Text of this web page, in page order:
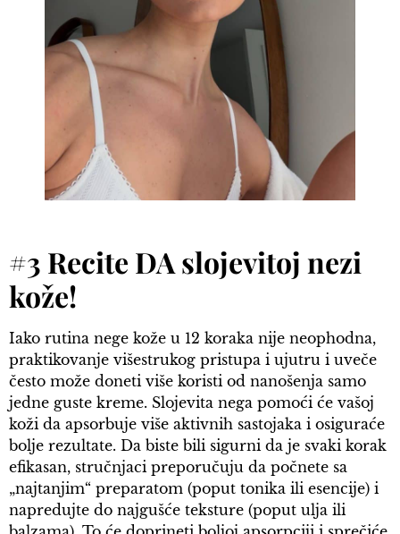
#3 Recite DA slojevitoj nezi
kože!
Iako rutina nege kože u 12 koraka nije neophodna,
praktikovanje višestrukog pristupa i ujutru i uveče
često može doneti više koristi od nanošenja samo
jedne guste kreme. Slojevita nega pomoći će vašoj
koži da apsorbuje više aktivnih sastojaka i osiguraće
bolje rezultate. Da biste bili sigurni da je svaki korak
efikasan, stručnjaci preporučuju da počnete sa
„najtanjim“ preparatom (poput tonika ili esencije) i
napredujte do najgušće teksture (poput ulja ili